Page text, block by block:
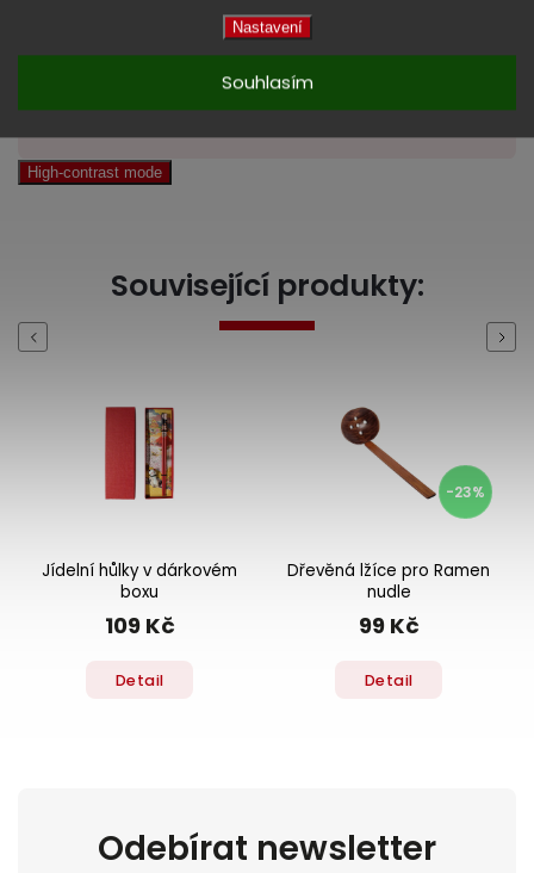
Nastavení
Souhlasím
High-contrast mode
Související produkty:
Previous
Jídelní hůlky v dárkovém
boxu
109 Kč
Detail
-23%
Dřevěná lžíce pro Ramen
nudle
99 Kč
Detail
Next
Odebírat newsletter